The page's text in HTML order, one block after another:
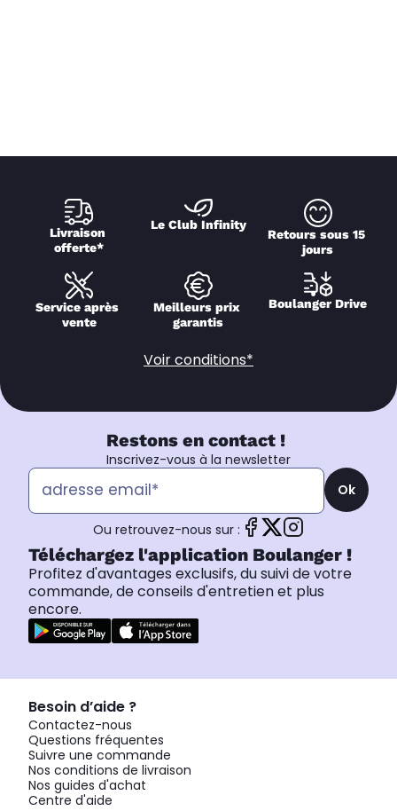
Livraison
offerte*
Le Club Infinity
Retours sous 15
jours
Service après
vente
Meilleurs prix
garantis
Boulanger Drive
Voir conditions*
Restons en contact !
Inscrivez-vous à la newsletter
Ok
Ou retrouvez-nous sur :
Téléchargez l'application Boulanger !
Profitez d'avantages exclusifs, du suivi de votre
commande, de conseils d'entretien et plus
encore.
Besoin d’aide ?
Contactez-nous
Questions fréquentes
Suivre une commande
Nos conditions de livraison
Nos guides d'achat
Centre d'aide